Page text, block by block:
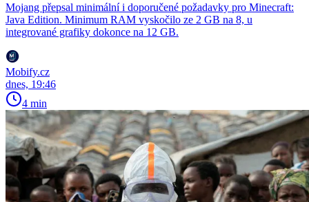
Mojang přepsal minimální i doporučené požadavky pro Minecraft:
Java Edition. Minimum RAM vyskočilo ze 2 GB na 8, u
integrované grafiky dokonce na 12 GB.
Mobify.cz
dnes, 19:46
4 min